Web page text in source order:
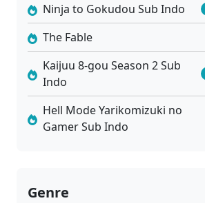
Ninja to Gokudou Sub Indo
The Fable
Kaijuu 8-gou Season 2 Sub
Indo
Hell Mode Yarikomizuki no
Gamer Sub Indo
Genre